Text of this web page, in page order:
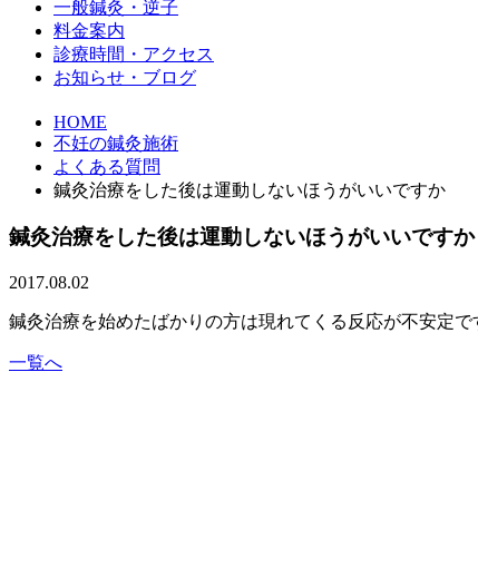
一般鍼灸・逆子
料金案内
診療時間・アクセス
お知らせ・ブログ
HOME
不妊の鍼灸施術
よくある質問
鍼灸治療をした後は運動しないほうがいいですか
鍼灸治療をした後は運動しないほうがいいですか
2017.08.02
鍼灸治療を始めたばかりの方は現れてくる反応が不安定
一覧へ